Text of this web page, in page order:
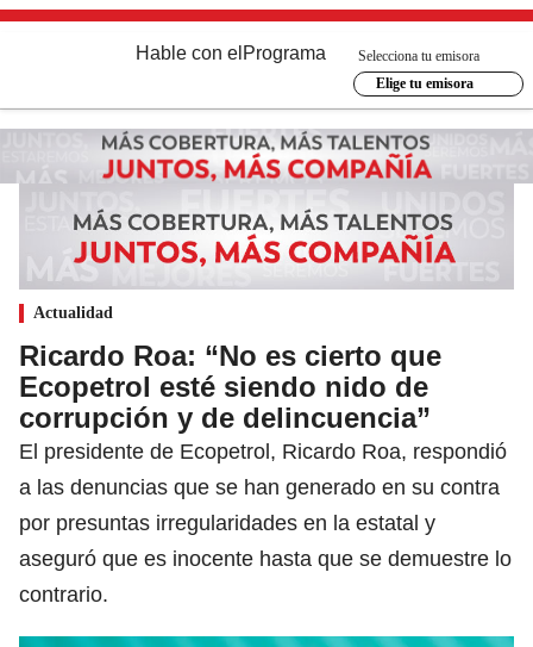
Hable con el Programa
Selecciona tu emisora
Elige tu emisora
Actualidad
Ricardo Roa: “No es cierto que
Ecopetrol esté siendo nido de
corrupción y de delincuencia”
El presidente de Ecopetrol, Ricardo Roa, respondió
a las denuncias que se han generado en su contra
por presuntas irregularidades en la estatal y
aseguró que es inocente hasta que se demuestre lo
contrario.